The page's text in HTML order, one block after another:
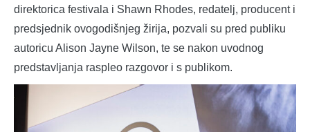
direktorica festivala i Shawn Rhodes, redatelj, producent i
predsjednik ovogodišnjeg žirija, pozvali su pred publiku
autoricu Alison Jayne Wilson, te se nakon uvodnog
predstavljanja raspleo razgovor i s publikom.